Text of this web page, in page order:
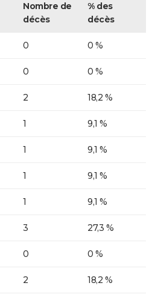
Nombre de
décès
% des
décès
0 0 %
0 0 %
2 18,2 %
1 9,1 %
1 9,1 %
1 9,1 %
1 9,1 %
3 27,3 %
0 0 %
2 18,2 %